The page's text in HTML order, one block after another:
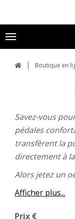
Toggle
navigation
Boutique en
Savez-vous
pédales
transfèrent la
directement à
Alors jetez un
Afficher plus...
Prix €